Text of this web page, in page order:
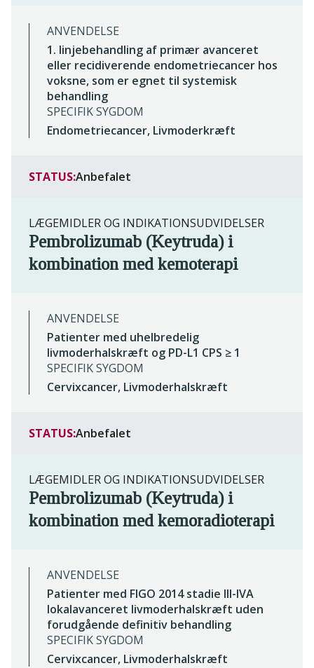
ANVENDELSE
1. linjebehandling af primær avanceret
eller recidiverende endometriecancer hos
voksne, som er egnet til systemisk
behandling
SPECIFIK SYGDOM
Endometriecancer, Livmoderkræft
STATUS:Anbefalet
LÆGEMIDLER OG INDIKATIONSUDVIDELSER
Pembrolizumab (Keytruda) i
kombination med kemoterapi
ANVENDELSE
Patienter med uhelbredelig
livmoderhalskræft og PD-L1 CPS ≥ 1
SPECIFIK SYGDOM
Cervixcancer, Livmoderhalskræft
STATUS:Anbefalet
LÆGEMIDLER OG INDIKATIONSUDVIDELSER
Pembrolizumab (Keytruda) i
kombination med kemoradioterapi
ANVENDELSE
Patienter med FIGO 2014 stadie III-IVA
lokalavanceret livmoderhalskræft uden
forudgående definitiv behandling
SPECIFIK SYGDOM
Cervixcancer, Livmoderhalskræft